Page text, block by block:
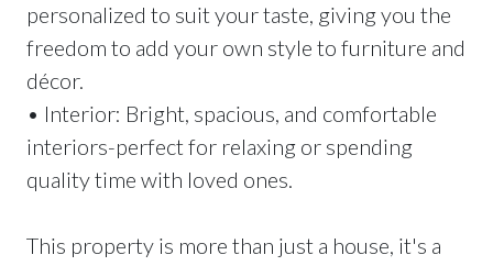
personalized to suit your taste, giving you the
freedom to add your own style to furniture and
décor.
• Interior: Bright, spacious, and comfortable
interiors-perfect for relaxing or spending
quality time with loved ones.
This property is more than just a house, it's a